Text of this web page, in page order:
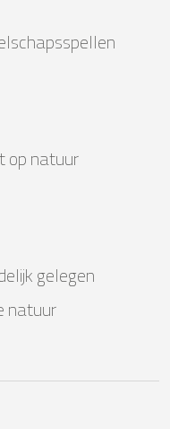
op natuur
gelegen
natuur